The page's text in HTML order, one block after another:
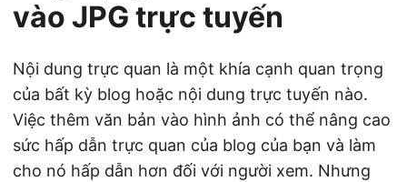
vào JPG trực tuyến
Nội dung trực quan là một khía cạnh quan trọng
của bất kỳ blog hoặc nội dung trực tuyến nào.
Việc thêm văn bản vào hình ảnh có thể nâng cao
sức hấp dẫn trực quan của blog của bạn và làm
cho nó hấp dẫn hơn đối với người xem. Nhưng